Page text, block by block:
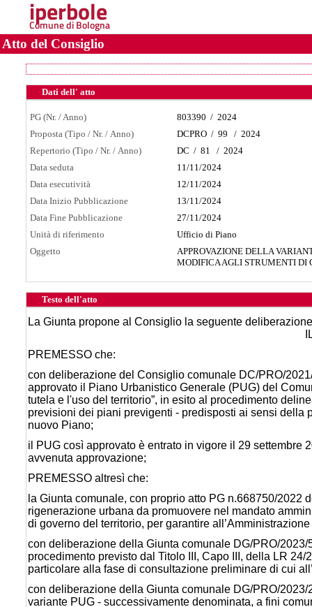
iperbole
Comune di Bologna
Atto del Consiglio
Dati dell' atto
PG (Nr. / Anno) 803390 / 2024
Proposta (Tipo / Nr. / Anno)
DCPRO / 99 / 2024
Repertorio (Tipo / Nr. / Anno)
DC / 81 / 2024
Data seduta
11/11/2024
Data esecutività
12/11/2024
Data Inizio Pubblicazione
13/11/2024
Data Fine Pubblicazione
27/11/2024
Unità di riferimento
Ufficio di Piano
Oggetto
APPROVAZIONE DELLA
MODIFICA AGLI STRUMENTI DI
Testo dell'atto
La Giunta propone al Consiglio la seguente
PREMESSO che:
con deliberazione del Consiglio comunale DC/PRO/
approvato il Piano Urbanistico Generale (PUG) del
tutela e l'uso del territorio”, in esito al procedimento
previsioni dei piani previgenti - predisposti ai sensi della
nuovo Piano;
il PUG così approvato è entrato in vigore il 29
avvenuta approvazione;
PREMESSO altresì che:
la Giunta comunale, con proprio atto PG n.668750/
rigenerazione urbana da promuovere nel mandato
di governo del territorio, per garantire
con deliberazione della Giunta comunale DG/PRO/
procedimento previsto dal Titolo III, Capo III, della LR
particolare alla fase di consultazione preliminare di cui
con deliberazione della Giunta comunale DG/PRO/
variante PUG - successivamente denominata, a fini